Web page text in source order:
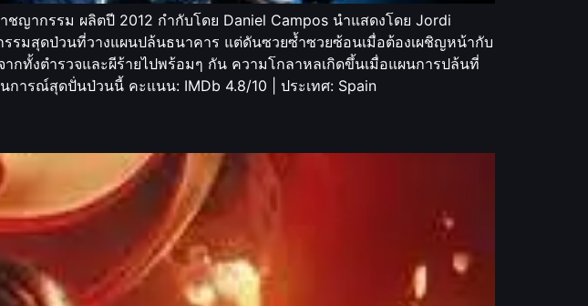
ญากรรม ผลิตปี 2012 กำกับโดย Daniel Campos นำแสดงโดย Jordi
รรมสุดป่วนที่วางแผนปล้นธนาคาร แต่ดันซวยซ้ำซวยซ้อนเมื่อต้องเผชิญหน้ากับ
กทั้งตำรวจและผีร้ายไปพร้อมๆ กัน ความโกลาหลเกิดขึ้นเมื่อแผนการปล้นที่
การณ์สุดปั่นป่วนนี้ คะแนน: IMDb 4.8/10 | ประเทศ: Spain